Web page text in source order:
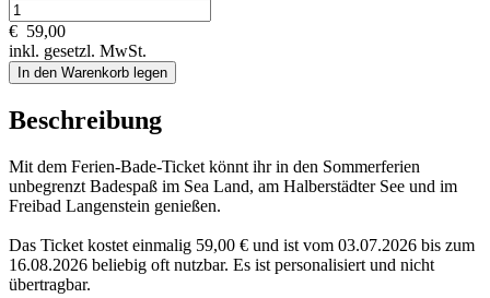
€ 59,00
inkl. gesetzl. MwSt.
In den Warenkorb legen
Beschreibung
Mit dem Ferien-Bade-Ticket könnt ihr in den Sommerferien
unbegrenzt Badespaß im Sea Land, am Halberstädter See und im
Freibad Langenstein genießen.
Das Ticket kostet einmalig 59,00 € und ist vom 03.07.2026 bis zum
16.08.2026 beliebig oft nutzbar. Es ist personalisiert und nicht
übertragbar.